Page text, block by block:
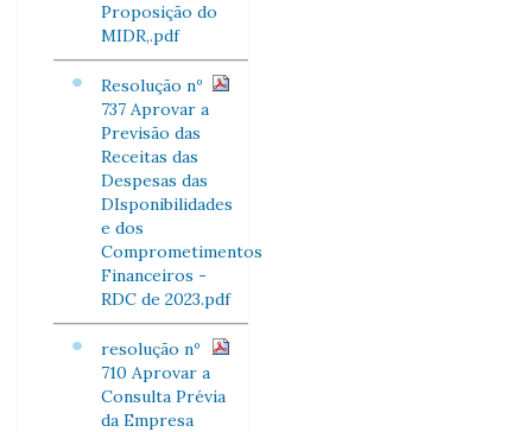
Proposição do
MIDR,.pdf
Resolução nº
737 Aprovar a
Previsão das
Receitas das
Despesas das
DIsponibilidades
e dos
Comprometimentos
Financeiros -
RDC de 2023.pdf
resolução nº
710 Aprovar a
Consulta Prévia
da Empresa